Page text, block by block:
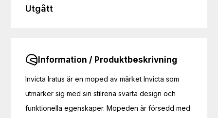
Utgått
Information / Produktbeskrivning
Invicta Iratus är en moped av märket Invicta som
utmärker sig med sin stilrena svarta design och
funktionella egenskaper. Mopeden är försedd med